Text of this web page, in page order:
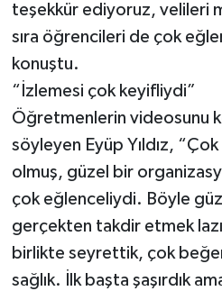
teşekkür ediyoruz, velileri
sıra öğrencileri de çok
konuştu.
“İzlemesi çok keyifliydi”
Öğretmenlerin videosunu
söyleyen Eyüp Yıldız,
olmuş, güzel bir
çok eğlenceliydi. Böyle
gerçekten takdir etmek
birlikte seyrettik, çok
sağlık. İlk başta şaşırdık